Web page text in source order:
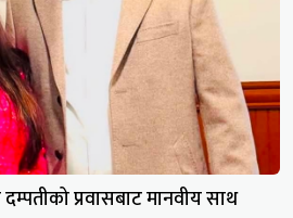
प्रवासबाट मानवीय साथ